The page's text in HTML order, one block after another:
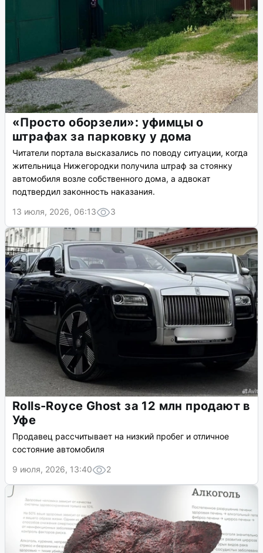
«Просто оборзели»: уфимцы о
штрафах за парковку у дома
Читатели портала высказались по поводу ситуации, когда
жительница Нижегородки получила штраф за стоянку
автомобиля возле собственного дома, а адвокат
подтвердил законность наказания.
13 июля, 2026, 06:13
3
Rolls-Royce Ghost за 12 млн продают в
Уфе
Продавец рассчитывает на низкий пробег и отличное
состояние автомобиля
9 июля, 2026, 13:40
2